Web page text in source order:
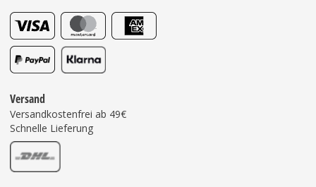
Versand
Versandkostenfrei ab 49€
Schnelle Lieferung